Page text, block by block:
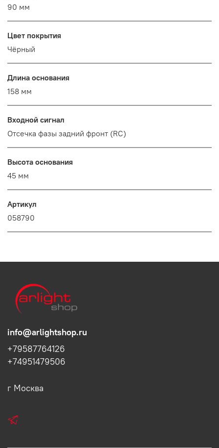
90 мм
Цвет покрытия
Чёрный
Длина основания
158 мм
Входной сигнал
Отсечка фазы задний фронт (RC)
Высота основания
45 мм
Артикул
058790
info@arlightshop.ru
+79587764126
+74951479506
г Москва